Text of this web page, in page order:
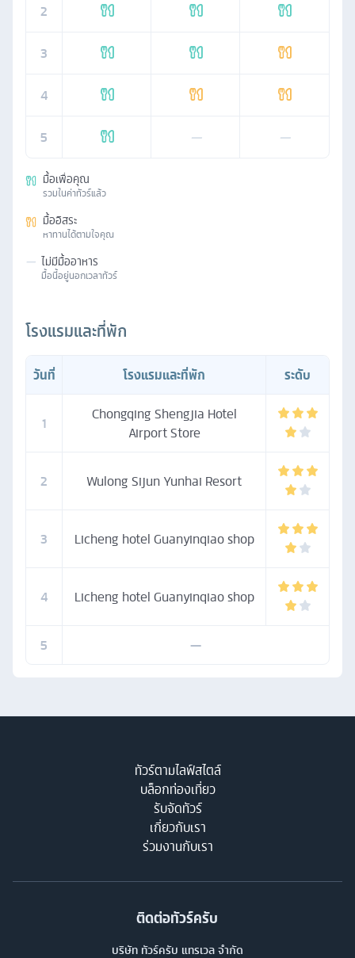
2
3
4
5 — —
มื้อเพื่อคุณ
รวมในค่าทัวร์แล้ว
มื้ออิสระ
หาทานได้ตามใจคุณ
— ไม่มีมื้ออาหาร
มื้อนี้อยู่นอกเวลาทัวร์
โรงแรมและที่พัก
วันที่ โรงแรมและที่พัก ระดับ
1
Chongqing Shengjia Hotel
Airport Store
2 Wulong Sijun Yunhai Resort
3 Licheng hotel Guanyinqiao shop
4 Licheng hotel Guanyinqiao shop
5 —
ทัวร์ตามไลฟ์สไตล์
บล็อกท่องเที่ยว
รับจัดทัวร์
เกี่ยวกับเรา
ร่วมงานกับเรา
ติดต่อทัวร์ครับ
บริษัท ทัวร์ครับ แทรเวล จำกัด